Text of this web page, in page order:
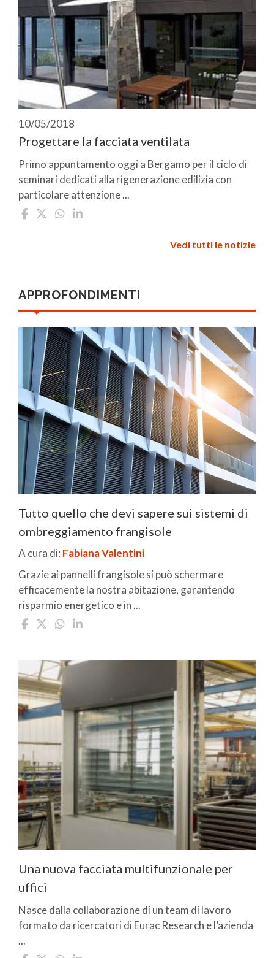
10/05/2018
Progettare la facciata ventilata
Primo appuntamento oggi a Bergamo per il ciclo di
seminari dedicati alla rigenerazione edilizia con
particolare attenzione ...
Vedi tutti le notizie
APPROFONDIMENTI
Tutto quello che devi sapere sui sistemi di
ombreggiamento frangisole
A cura di: Fabiana Valentini
Grazie ai pannelli frangisole si può schermare
efficacemente la nostra abitazione, garantendo
risparmio energetico e in ...
Una nuova facciata multifunzionale per
uffici
Nasce dalla collaborazione di un team di lavoro
formato da ricercatori di Eurac Research e l’azienda
...